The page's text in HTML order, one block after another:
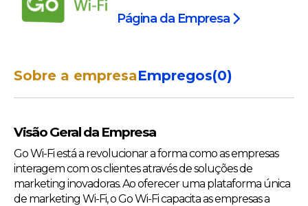
Página da Empresa
Sobre a empresaEmpregos(0)
Visão Geral da Empresa
Go Wi-Fi está a revolucionar a forma como as empresas
interagem com os clientes através de soluções de
marketing inovadoras. Ao oferecer uma plataforma única
de marketing Wi-Fi, o Go Wi-Fi capacita as empresas a